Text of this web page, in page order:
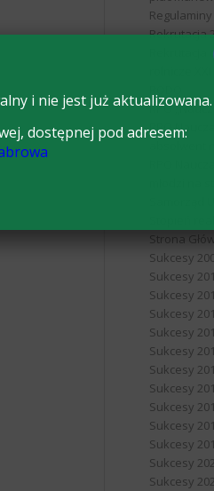
Regulaminy
Rekrutacja
rolnicze
RPO
RPO
absolwent
RPO
Samorząd
Stopień
Strona
Sukcesy
Sukcesy
Sukcesy
Sukcesy
Sukcesy
Sukcesy
Sukcesy
Sukcesy
Sukcesy
Sukcesy
Sukcesy
Sukcesy
Sukcesy
i nie jest już aktualizowana.
dostępnej pod adresem: